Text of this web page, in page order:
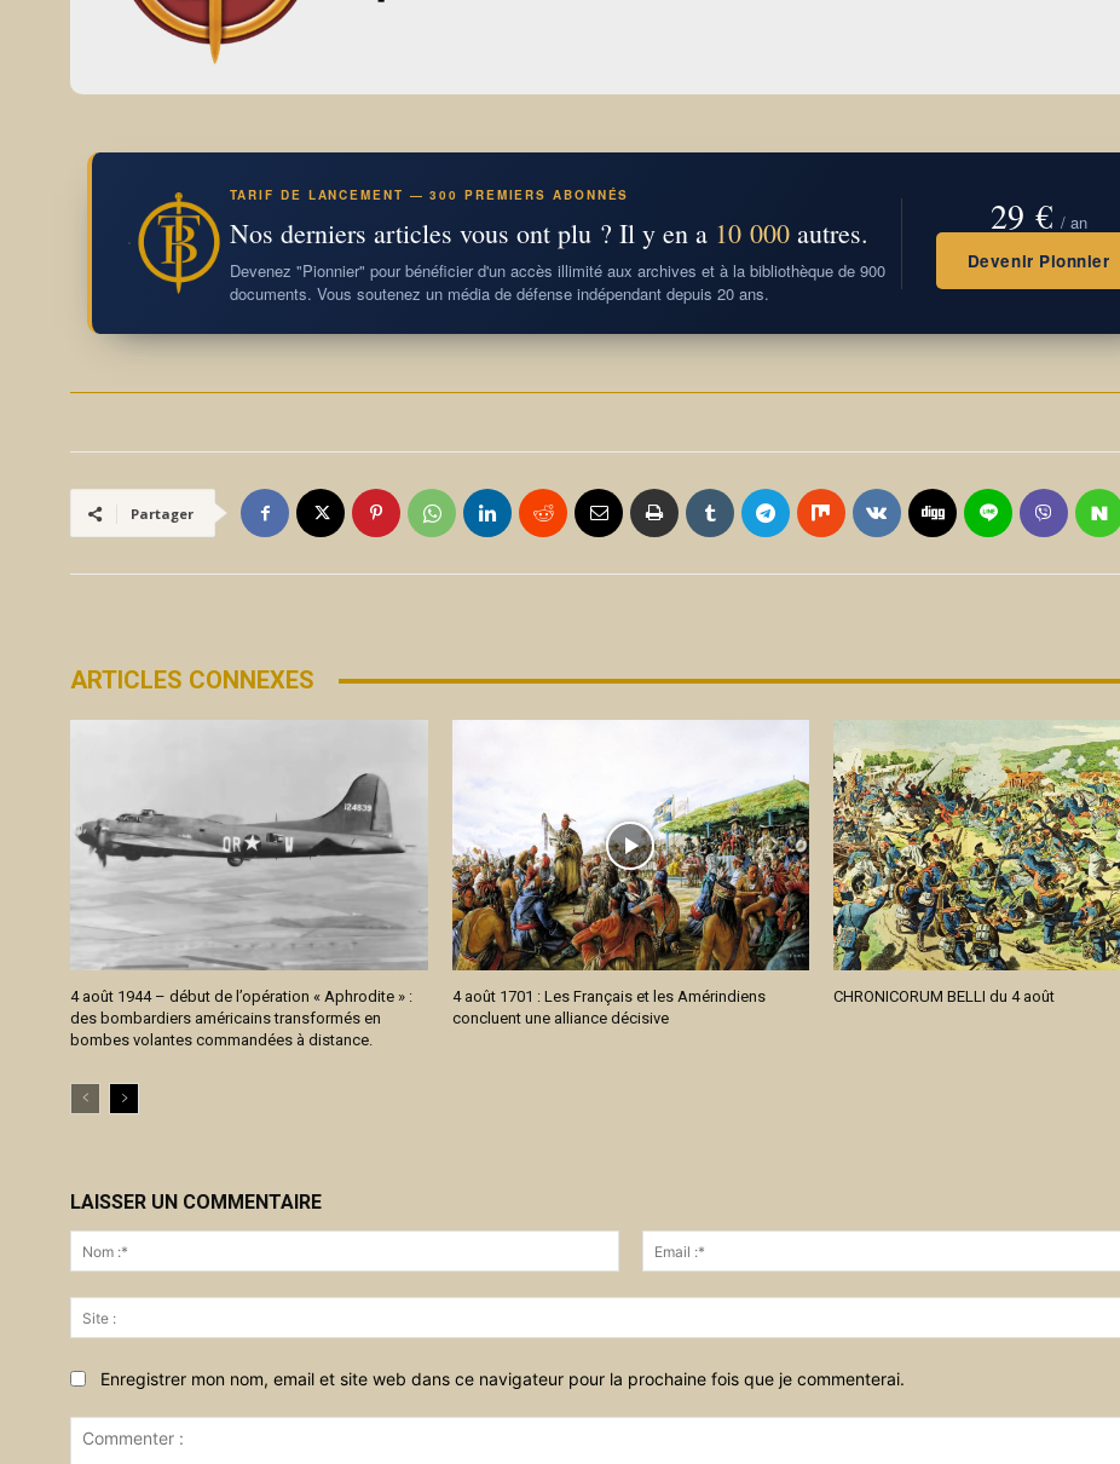
TARIF DE LANCEMENT — 300 PREMIERS ABONNÉS
Nos derniers articles vous ont plu ? Il y en a 10 000autres.
Devenez "Pionnier" pour bénéficier d'un accès illimité aux archives et à la bibliothèque de 900
documents. Vous soutenez un média de défense indépendant depuis 20 ans.
29 € / an
Devenir Pionnier
Partager
ARTICLES CONNEXES
4 août 1944 – début de l’opération « Aphrodite » :
des bombardiers américains transformés en
bombes volantes commandées à distance.
4 août 1701 : Les Français et les Amérindiens
concluent une alliance décisive
CHRONICORUM BELLI du 4 août
LAISSER UN COMMENTAIRE
Nom
:*
Enregistrer mon nom, email et site web dans ce navigateur pour la prochaine fois que je commenterai.